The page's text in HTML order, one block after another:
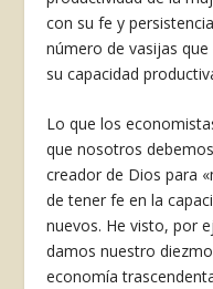
con su fe y
número de vasijas
su capacidad
Lo que los
que nosotros
creador de Dios para
de tener fe en la
nuevos. He visto, por
damos nuestro
economía